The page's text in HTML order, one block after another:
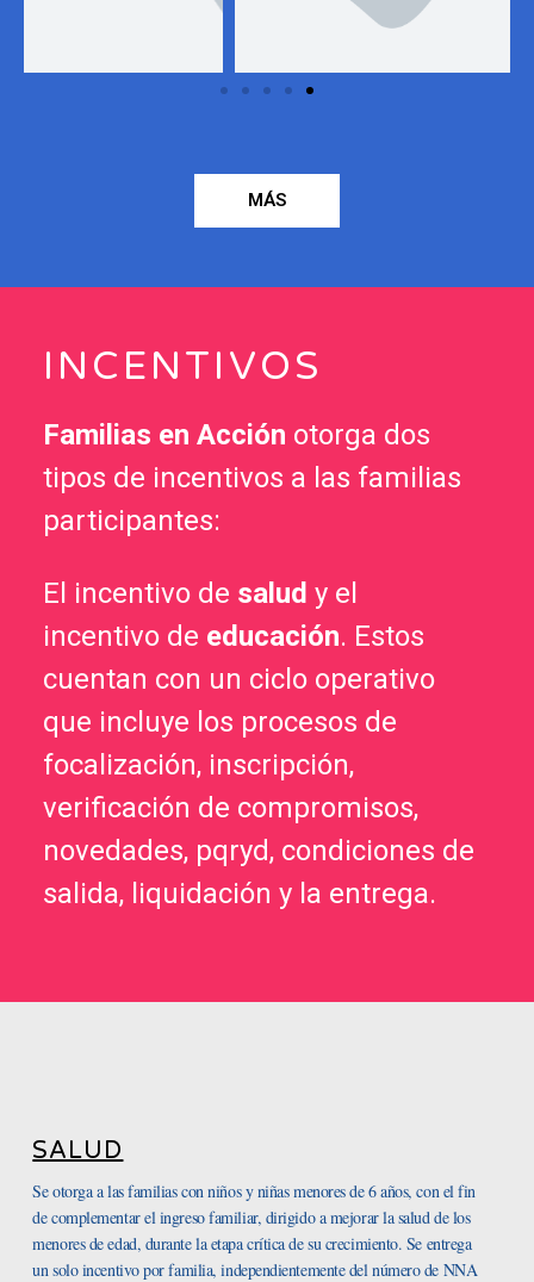
MÁS
INCENTIVOS
Familias en Acción otorga dos
tipos de incentivos a las familias
participantes:
El incentivo de salud y el
incentivo de educación. Estos
cuentan con un ciclo operativo
que incluye los procesos de
focalización, inscripción,
verificación de compromisos,
novedades, pqryd, condiciones de
salida, liquidación y la entrega.
SALUD
Se otorga a las familias con niños y niñas menores de 6 años, con el fin
de complementar el ingreso familiar, dirigido a mejorar la salud de los
menores de edad, durante la etapa crítica de su crecimiento. Se entrega
un solo incentivo por familia, independientemente del número de NNA